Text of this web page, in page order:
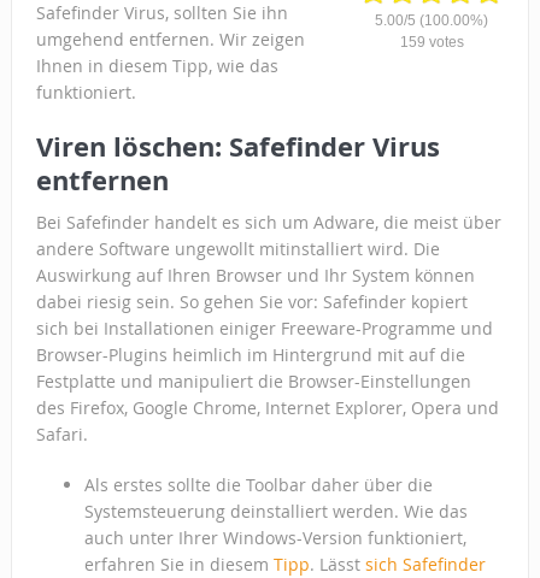
5.00/5 (100.00%)
159 votes
Safefinder Virus, sollten Sie ihn
umgehend entfernen. Wir zeigen
Ihnen in diesem Tipp, wie das
funktioniert.
Viren löschen: Safefinder Virus
entfernen
Bei Safefinder handelt es sich um Adware, die meist über
andere Software ungewollt mitinstalliert wird. Die
Auswirkung auf Ihren Browser und Ihr System können
dabei riesig sein. So gehen Sie vor: Safefinder kopiert
sich bei Installationen einiger Freeware-Programme und
Browser-Plugins heimlich im Hintergrund mit auf die
Festplatte und manipuliert die Browser-Einstellungen
des Firefox, Google Chrome, Internet Explorer, Opera und
Safari.
Als erstes sollte die Toolbar daher über die
Systemsteuerung deinstalliert werden. Wie das
auch unter Ihrer Windows-Version funktioniert,
erfahren Sie in diesem Tipp. Lässt sich Safefinder